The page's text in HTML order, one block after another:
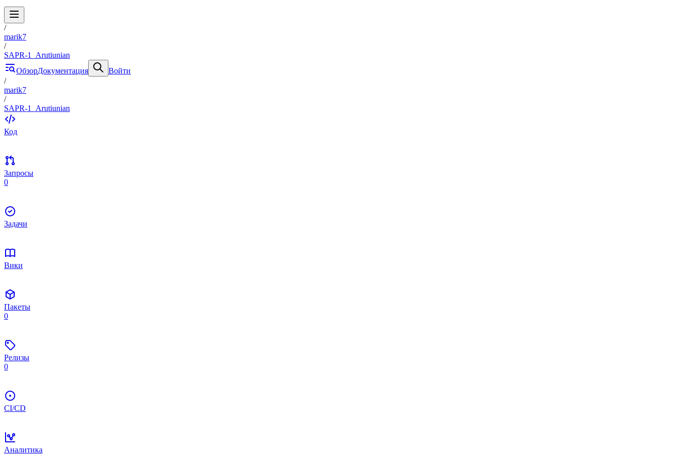
/
marik7
/
SAPR-1_Arutiunian
ОбзорДокументация
Войти
/
marik7
/
SAPR-1_Arutiunian
Код
Запросы
0
Задачи
Вики
Пакеты
0
Релизы
0
CI/CD
Аналитика